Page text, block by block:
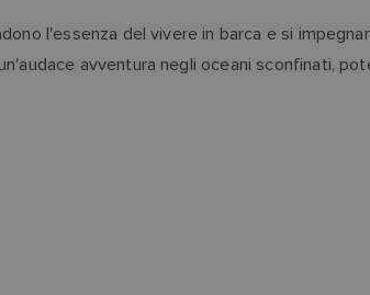
l'essenza del vivere in barca e si
avventura negli oceani sconfinati,